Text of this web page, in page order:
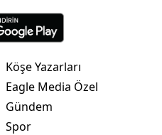
Köşe Yazarları
Eagle Media Özel
Gündem
Spor